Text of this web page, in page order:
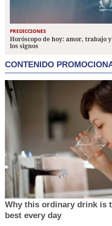
PREDICCIONES
Horóscopo de hoy: amor, trabajo
los signos
CONTENIDO
Why this ordinary drink is
best every day